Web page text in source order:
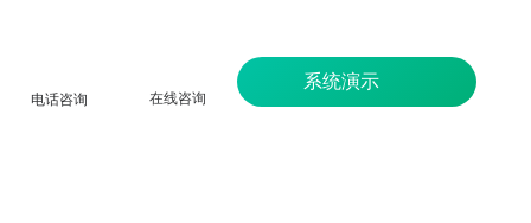
电话咨询 在线咨询
系统演示